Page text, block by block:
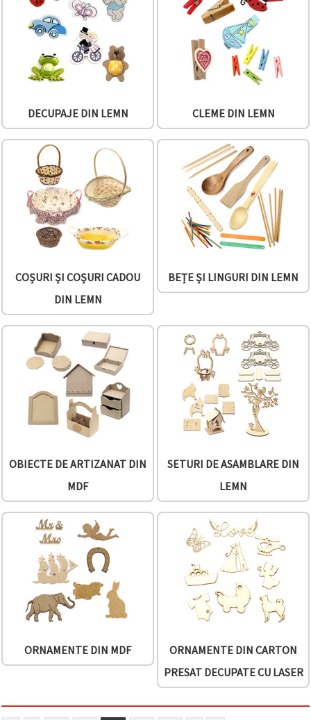
cookie -
urile făcând
clic pe "pe
site!" Sau să
preferințele
în setări
selectând
făcând clic
pe butonul
Аcceptati
toate!
Setări
DECUPAJE DIN LEMN CLEME DIN LEMN
COȘURI ȘI COȘURI CADOU
DIN LEMN
BEȚE ȘI LINGURI DIN LEMN
OBIECTE DE ARTIZANAT DIN
MDF
SETURI DE ASAMBLARE DIN
LEMN
ORNAMENTE DIN MDF
ORNAMENTE DIN CARTON
PRESAT DECUPATE CU LASER